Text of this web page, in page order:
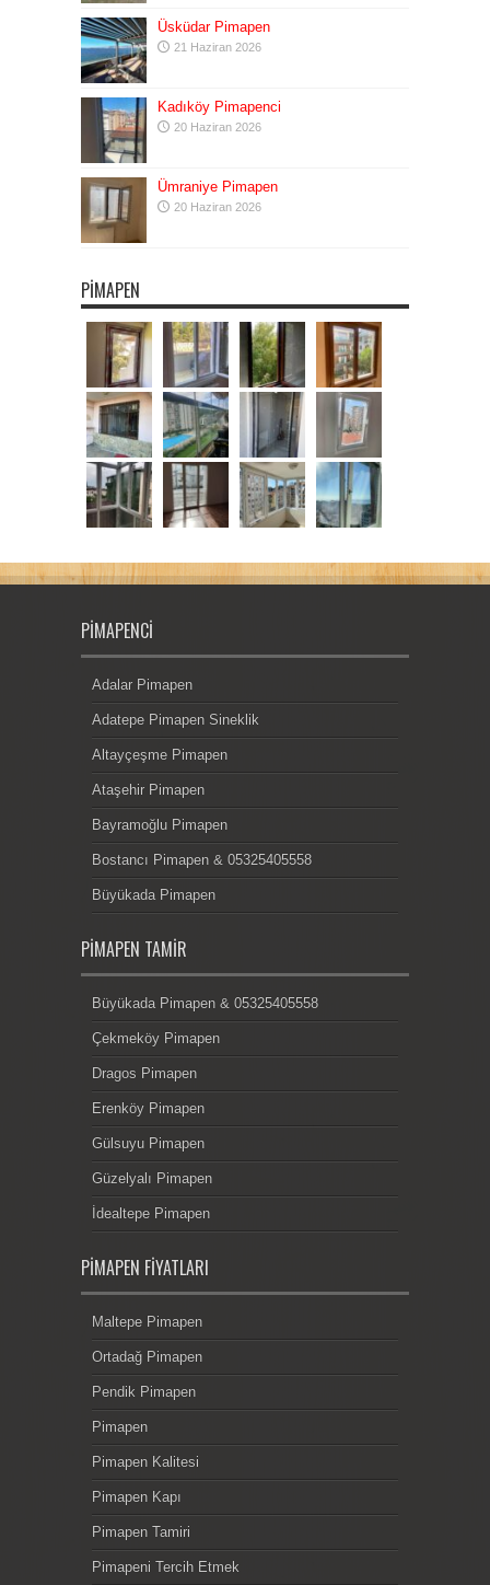
Üsküdar Pimapen
21 Haziran 2026
Kadıköy Pimapenci
20 Haziran 2026
Ümraniye Pimapen
20 Haziran 2026
PIMAPEN
PIMAPENCI
Adalar Pimapen
Adatepe Pimapen Sineklik
Altayçeşme Pimapen
Ataşehir Pimapen
Bayramoğlu Pimapen
Bostancı Pimapen & 05325405558
Büyükada Pimapen
PIMAPEN TAMIR
Büyükada Pimapen & 05325405558
Çekmeköy Pimapen
Dragos Pimapen
Erenköy Pimapen
Gülsuyu Pimapen
Güzelyalı Pimapen
İdealtepe Pimapen
PIMAPEN FIYATLARI
Maltepe Pimapen
Ortadağ Pimapen
Pendik Pimapen
Pimapen
Pimapen Kalitesi
Pimapen Kapı
Pimapen Tamiri
Pimapeni Tercih Etmek